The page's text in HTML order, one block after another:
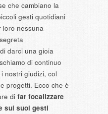
che cambiano la
gesti quotidiani
loro nessuna
darci una gioia
di continuo
nostri giudizi, col
progetti. Ecco che è
di far focalizzare
sui suoi gesti